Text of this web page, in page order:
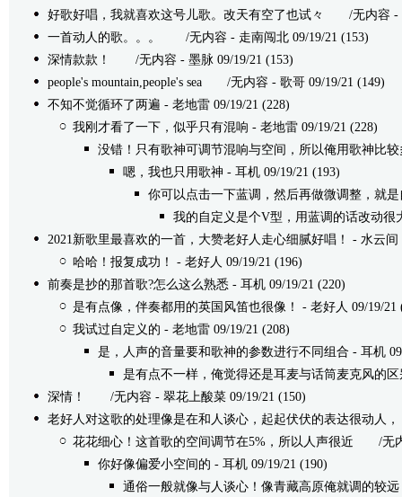
好歌好唱，我就喜欢这号儿歌。改天有空了也试々
/无内容 -
一首动人的歌。。。
/无内容 - 走南闯北 09/19/21 (153)
深情款款！
/无内容 - 墨脉 09/19/21 (153)
people's mountain,people's sea /无内容 - 歌哥 09/19/21 (149)
不知不觉循环了两遍 - 老地雷 09/19/21 (228)
我刚才看了一下，似乎只有混响 - 老地雷 09/19/21 (228)
没错！只有歌神可调节混响与空间，所以俺用歌神比较
嗯，我也只用歌神 - 耳机 09/19/21 (193)
你可以点击一下蓝调，然后再做微调整，就
我的自定义是个V型，用蓝调的话改动很
2021新歌里最喜欢的一首，大赞老好人走心细腻好唱！
- 水云间
哈哈！报复成功！
- 老好人 09/19/21 (196)
前奏是抄的那首歌?怎么这么熟悉 - 耳机 09/19/21 (220)
是有点像，伴奏都用的英国风笛也很像！
- 老好人 09/19/21
我试过自定义的 - 老地雷 09/19/21 (208)
是，人声的音量要和歌神的参数进行不同组合 - 耳机
是有点不一样，俺觉得还是耳麦与话筒麦克风的区
深情！
/无内容 - 翠花上酸菜 09/19/21 (150)
老好人对这歌的处理像是在和人谈心，起起伏伏的表达很动人，
花花细心！这首歌的空间调节在5%，所以人声很近 /无内
你好像偏爱小空间的 - 耳机 09/19/21 (190)
通俗一般就像与人谈心！像青藏高原俺就调的较远